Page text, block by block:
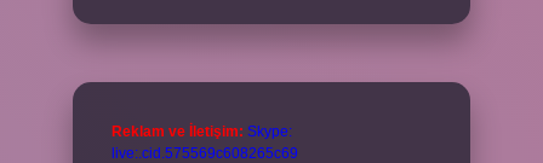
Reklam ve İletişim: Skype:
live:.cid.575569c608265c69